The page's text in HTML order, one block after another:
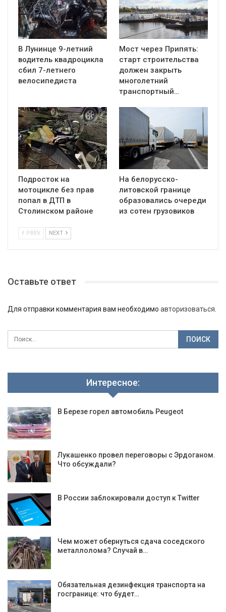
В Лунинце 9-летний
водитель квадроцикла
сбил 7-летнего
велосипедиста
Мост через Припять:
старт строительства
должен закрыть
многолетний
транспортный…
Подросток на
мотоцикле без прав
попал в ДТП в
Столинском районе
На белорусско-
литовской границе
образовались очереди
из сотен грузовиков
PREV NEXT
Оставьте ответ
Для отправки комментария вам необходимо авторизоваться
Интересное:
В Березе горел автомобиль Peugeot
Лукашенко провел переговоры с Эрдоганом.
Что обсуждали?
В России заблокировали доступ к Twitter
Чем может обернуться сдача соседского
металлолома? Случай в…
Обязательная дезинфекция транспорта на
госгранице: что будет…